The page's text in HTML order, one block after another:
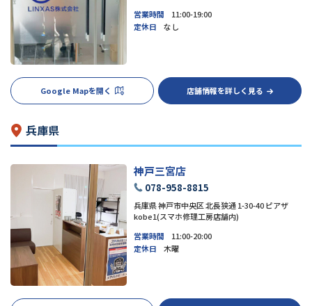
営業時間
11:00-19:00
定休日
なし
Google Mapを開く 店舗情報を詳しく見る
兵庫県
神戸三宮店
078-958-8815
兵庫県 神戸市中央区 北長狭通 1-30-40 ピアザ
kobe1(スマホ修理工房店舗内)
営業時間
11:00-20:00
定休日
木曜